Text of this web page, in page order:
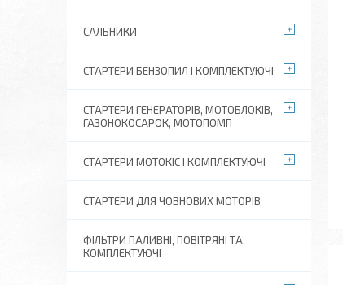
САЛЬНИКИ
СТАРТЕРИ БЕНЗОПИЛ І КОМПЛЕКТУЮЧІ
СТАРТЕРИ ГЕНЕРАТОРІВ, МОТОБЛОКІВ,
ГАЗОНОКОСАРОК, МОТОПОМП
СТАРТЕРИ МОТОКІС І КОМПЛЕКТУЮЧІ
СТАРТЕРИ ДЛЯ ЧОВНОВИХ МОТОРІВ
ФІЛЬТРИ ПАЛИВНІ, ПОВІТРЯНІ ТА
КОМПЛЕКТУЮЧІ